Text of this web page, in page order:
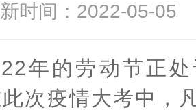
时间：2022-05-
年的劳动节正
次疫情大考中，